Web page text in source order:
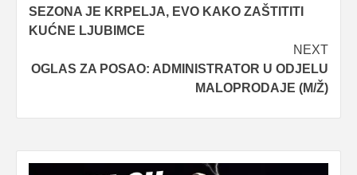
navigation
SEZONA JE KRPELJA, EVO KAKO ZAŠTITITI
KUĆNE LJUBIMCE
NEXT
OGLAS ZA POSAO: ADMINISTRATOR U ODJELU
MALOPRODAJE (M/Ž)